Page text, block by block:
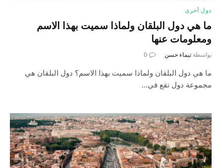
دول أخرى
ما هي دول البلقان ولماذا سميت بهذا الاسم
ومعلومات عنها
بواسطة تيماء حسن 0
ما هي دول البلقان ولماذا سميت بهذا الاسم؟ دول البلقان هي
مجموعة دول تقع في…